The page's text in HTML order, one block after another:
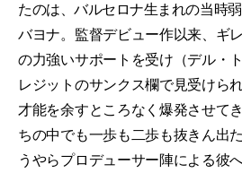
たのは、バルセロナ生まれの当時
バヨナ。監督デビュー作以来、ギ
の力強いサポートを受け（デル・
レジットのサンクス欄で見受けら
才能を余すところなく爆発させて
ちの中でも一歩も二歩も抜きん出
うやらプロデューサー陣による彼